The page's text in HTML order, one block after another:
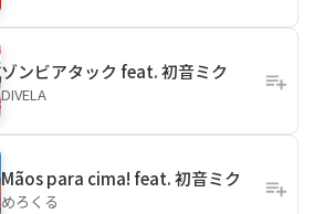
ゾンビアタック feat. 初音ミク
DIVELA
Mãos para cima! feat. 初音ミク
めろくる